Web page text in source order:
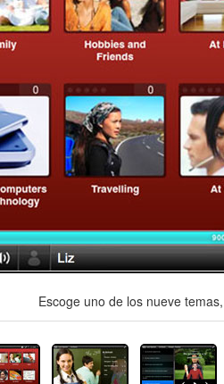
Escoge uno de los nueve